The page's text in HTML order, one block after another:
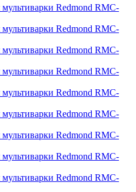
мультиварки Redmond RMC-
мультиварки Redmond RMC-
мультиварки Redmond RMC-
мультиварки Redmond RMC-
мультиварки Redmond RMC-
мультиварки Redmond RMC-
мультиварки Redmond RMC-
мультиварки Redmond RMC-
мультиварки Redmond RMC-